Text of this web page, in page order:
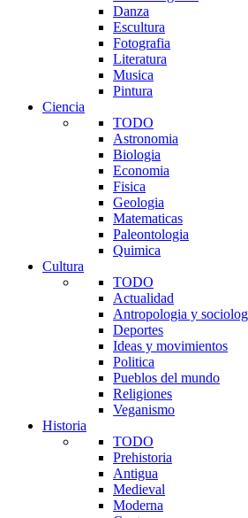
Danza
Escultura
Fotografia
Literatura
Musica
Pintura
Ciencia
TODO
Astronomia
Biologia
Economia
Fisica
Geologia
Matematicas
Paleontologia
Quimica
Cultura
TODO
Actualidad
Antropologia y
Deportes
Ideas y movimientos
Politica
Pueblos del mundo
Religiones
Veganismo
Historia
TODO
Prehistoria
Antigua
Medieval
Moderna